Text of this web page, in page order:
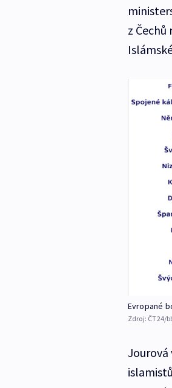
z
Evropané
Zdroj: ČT24/
Jourová